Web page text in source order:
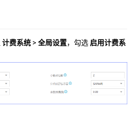
计费系统 > 全局设置，勾选 启用计费系